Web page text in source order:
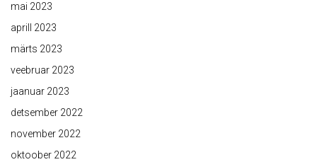
mai 2023
aprill 2023
märts 2023
veebruar 2023
jaanuar 2023
detsember 2022
november 2022
oktoober 2022